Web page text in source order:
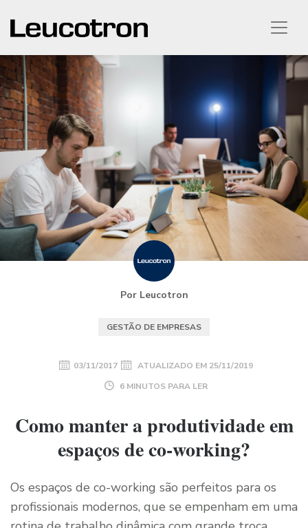
Por Leucotron
GESTÃO DE EMPRESAS
03/11/2017 ATUALIZADO EM 25/11/2019
6 MINUTOS PARA LER
Como manter a produtividade em
espaços de co-working?
Os espaços de co-working são perfeitos para os
profissionais modernos, que se empenham em uma